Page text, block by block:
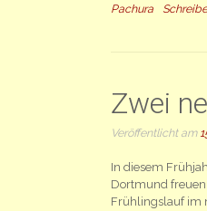
Pachura
Zwei
Veröffentlicht am
In diesem
Dortmund
Frühlingslauf im